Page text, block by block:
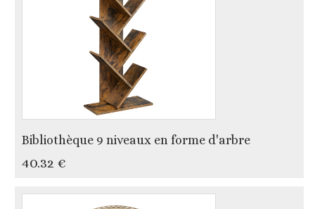
Bibliothèque 9 niveaux en forme d'arbre
40.32 €